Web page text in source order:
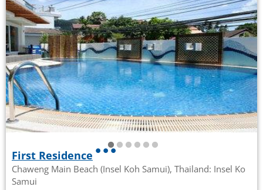
First Residence
Chaweng Main Beach (Insel Koh Samui), Thailand: Insel Ko
Samui